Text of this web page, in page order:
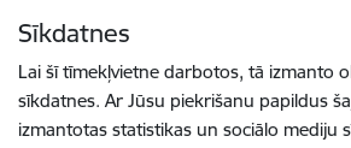
Sīkdatnes
Lai šī tīmekļvietne darbotos, tā izmanto
sīkdatnes. Ar Jūsu piekrišanu papildus
izmantotas statistikas un sociālo mediju